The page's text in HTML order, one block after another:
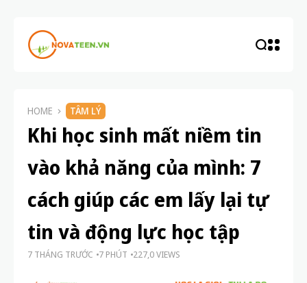
HOME TÂM LÝ
Khi học sinh mất niềm tin
vào khả năng của mình: 7
cách giúp các em lấy lại tự
tin và động lực học tập
7 THÁNG TRƯỚC 7 PHÚT 227,0 VIEWS